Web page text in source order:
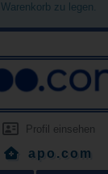
Warenkorb zu legen.
Profil einsehen
apo.com